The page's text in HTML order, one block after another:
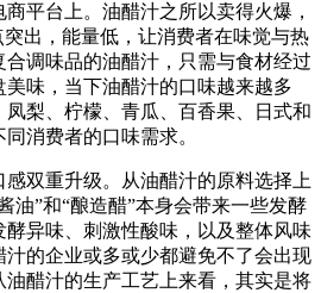
平台上。油醋汁之所以卖得火爆，
出，能量低，让消费者在味觉与热
调味品的油醋汁，只需与食材经过
味，当下油醋汁的口味越来越多
梨、柠檬、青瓜、百香果、日式和
消费者的口味需求。
双重升级。从油醋汁的原料选择上
油”和“酿造醋”本身会带来一些发酵
异味、刺激性酸味，以及整体风味
的企业或多或少都避免不了会出现
油醋汁的生产工艺上来看，其实是将